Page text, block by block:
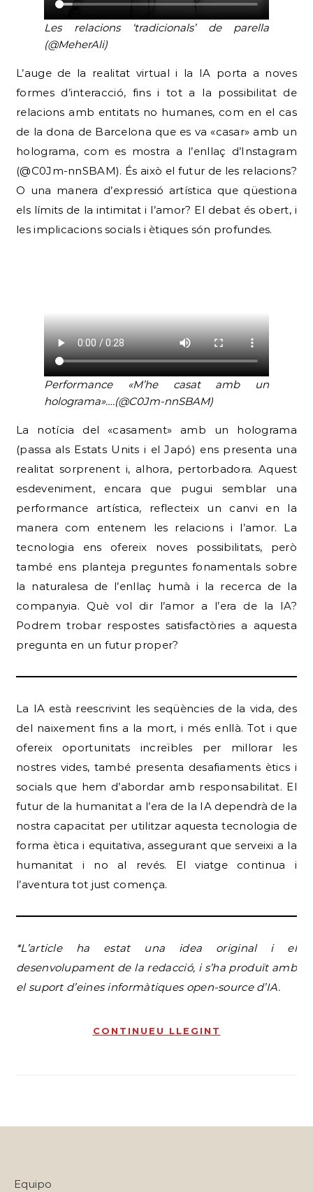
Les relacions ‘tradicionals’ de parella
(@MeherAli)
L’auge de la realitat virtual i la IA porta a noves
formes d’interacció, fins i tot a la possibilitat de
relacions amb entitats no humanes, com en el cas
de la dona de Barcelona que es va «casar» amb un
holograma, com es mostra a l’enllaç d’Instagram
(@C0Jm-nnSBAM). És això el futur de les relacions?
O una manera d’expressió artística que qüestiona
els límits de la intimitat i l’amor? El debat és obert, i
les implicacions socials i ètiques són profundes.
Performance «M’he casat amb un
holograma»….(@C0Jm-nnSBAM)
La notícia del «casament» amb un holograma
(passa als Estats Units i el Japó) ens presenta una
realitat sorprenent i, alhora, pertorbadora. Aquest
esdeveniment, encara que pugui semblar una
performance artística, reflecteix un canvi en la
manera com entenem les relacions i l’amor. La
tecnologia ens ofereix noves possibilitats, però
també ens planteja preguntes fonamentals sobre
la naturalesa de l’enllaç humà i la recerca de la
companyia. Què vol dir l’amor a l’era de la IA?
Podrem trobar respostes satisfactòries a aquesta
pregunta en un futur proper?
La IA està reescrivint les seqüències de la vida, des
del naixement fins a la mort, i més enllà. Tot i que
ofereix oportunitats increïbles per millorar les
nostres vides, també presenta desafiaments ètics i
socials que hem d’abordar amb responsabilitat. El
futur de la humanitat a l’era de la IA dependrà de la
nostra capacitat per utilitzar aquesta tecnologia de
forma ètica i equitativa, assegurant que serveixi a la
humanitat i no al revés. El viatge continua i
l’aventura tot just comença.
*L’article ha estat una idea original i el
desenvolupament de la redacció, i s’ha produït amb
el suport d’eines informàtiques open-source d’IA.
CONTINUEU LLEGINT
Equipo